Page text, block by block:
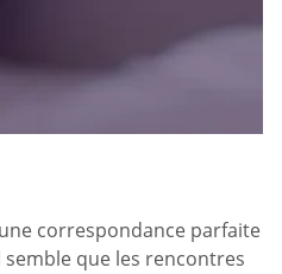
correspondance parfaite
que les rencontres